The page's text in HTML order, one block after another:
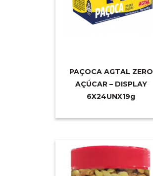
PAÇOCA AGTAL ZERO
AÇÚCAR – DISPLAY
6X24UNX19g